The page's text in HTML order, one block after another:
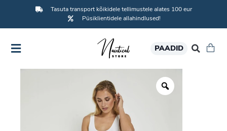
Tasuta transport kõikidele tellimustele alates 100 eur
Püsiklientidele allahindlused!
PAADID